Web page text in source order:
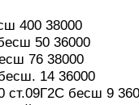
400 38000
50 36000
76 38000
14 36000
ст.09Г2С бесш 9